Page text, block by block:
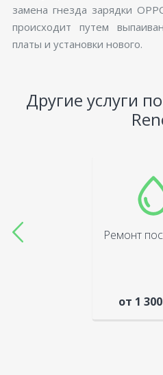
замена гнезда зарядки
происходит путем
платы и установки нового.
Другие услуги
Ремонт
от 1